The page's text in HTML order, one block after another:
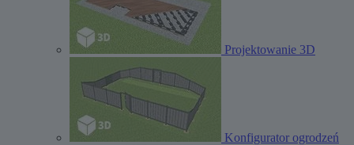
Projektowanie 3D
Konfigurator ogrodzeń